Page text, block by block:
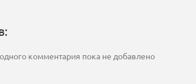
комментария пока не добавлено